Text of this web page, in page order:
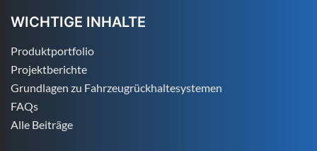
WICHTIGE INHALTE
Produktportfolio
Projektberichte
Grundlagen zu Fahrzeugrückhaltesystemen
FAQs
Alle Beiträge